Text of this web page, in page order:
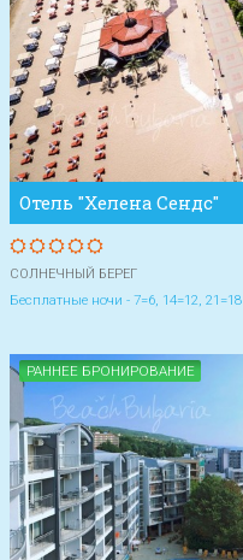
Отель "Хелена Сендс"
СОЛНЕЧНЫЙ БЕРЕГ
Бесплатные ночи - 7=6, 14=12, 21=18
РАННЕЕ БРОНИРОВАНИЕ